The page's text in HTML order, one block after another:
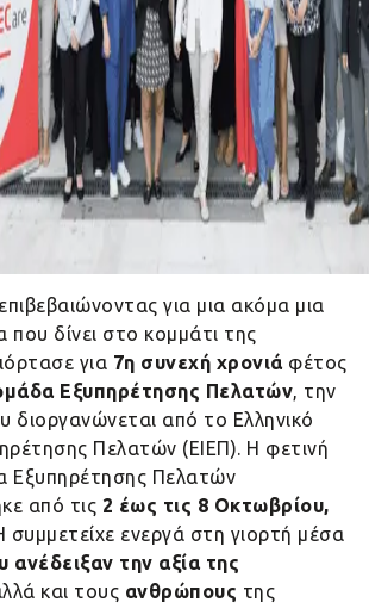
για μια ακόμα μια
δίνει στο κομμάτι της
για 7η συνεχή χρονιάφέτος
Εξυπηρέτησης Πελατών, την
διοργανώνεται από το Ελληνικό
Πελατών (ΕΙΕΠ). Η φετινή
Εξυπηρέτησης Πελατών
από τις 2 έως τις 8 Οκτωβρίου,
συμμετείχε ενεργά στη γιορτή μέσα
ανέδειξαν την αξία της
και τους ανθρώπους της